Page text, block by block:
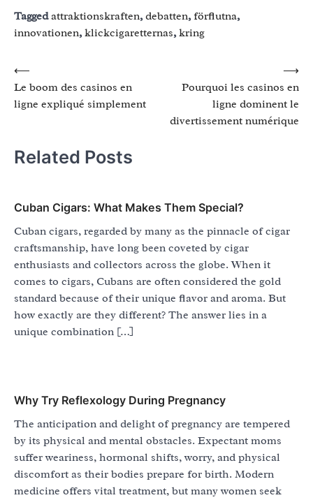
Taggedattraktionskraften,debatten,förflutna,
innovationen,klickcigaretternas,kring
Post
navigation
⟵
Le boom des casinos en
ligne expliqué simplement
Pourquoi les casinos en
ligne dominent le
divertissement numérique
⟶
Related Posts
Cuban Cigars: What Makes Them Special?
Cuban cigars, regarded by many as the pinnacle of cigar
craftsmanship, have long been coveted by cigar
enthusiasts and collectors across the globe. When it
comes to cigars, Cubans are often considered the gold
standard because of their unique flavor and aroma. But
how exactly are they different? The answer lies in a
unique combination […]
Why Try Reflexology During Pregnancy
The anticipation and delight of pregnancy are tempered
by its physical and mental obstacles. Expectant moms
suffer weariness, hormonal shifts, worry, and physical
discomfort as their bodies prepare for birth. Modern
medicine offers vital treatment, but many women seek